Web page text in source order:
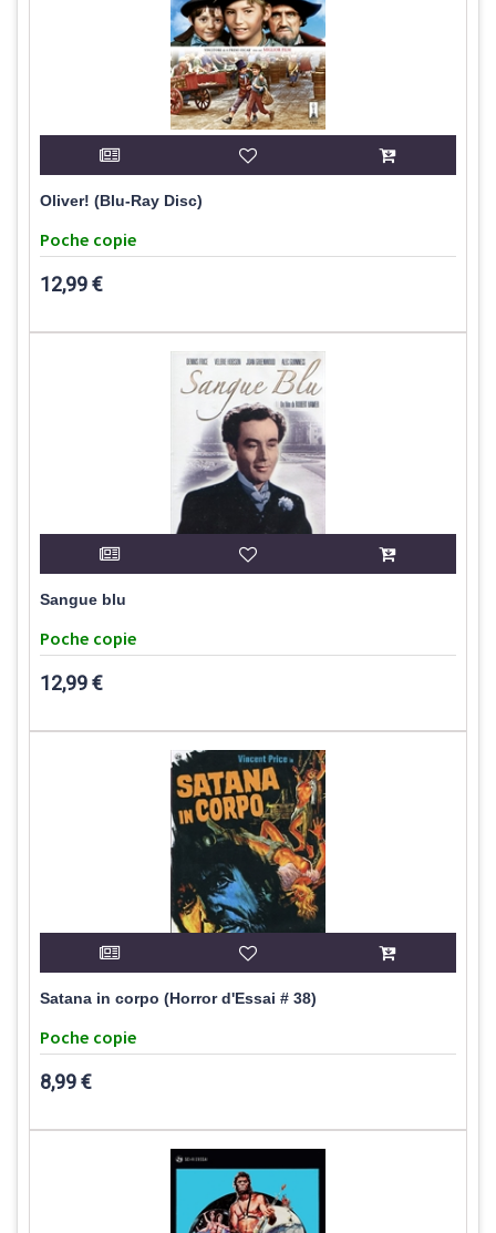
Oliver! (Blu-Ray Disc)
Poche copie
12,99 €
Sangue blu
Poche copie
12,99 €
Satana in corpo (Horror d'Essai # 38)
Poche copie
8,99 €